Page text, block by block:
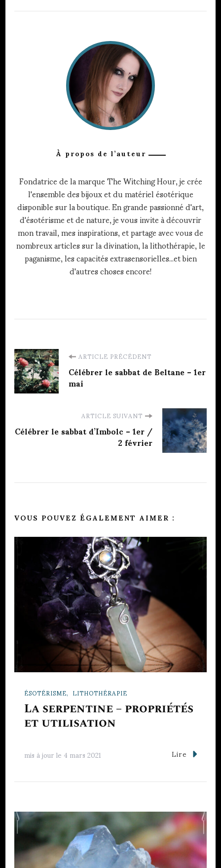
À propos de l’auteur
Fondatrice de la marque The Witching Hour, je crée
l'ensemble des bijoux et du matériel ésotérique
disponible sur la boutique. En grande passionné d'art,
d'ésotérisme et de nature, je vous invite à découvrir
mon travail, mes inspirations, et partage avec vous de
nombreux articles sur la divination, la lithothérapie, le
paganisme, les capacités extrasensorielles...et bien
d'autres choses encore!
Navigation
d'article
ARTICLE PRÉCÉDENT
Célébrer le sabbat de Beltane – 1er
mai
ARTICLE SUIVANT
Célébrer le sabbat d’Imbolc – 1er /
2 février
VOUS POUVEZ ÉGALEMENT AIMER :
ÉSOTÉRISME LITHOTHÉRAPIE
La serpentine – propriétés
et utilisation
mis à jour le4 mars 2021 Lire